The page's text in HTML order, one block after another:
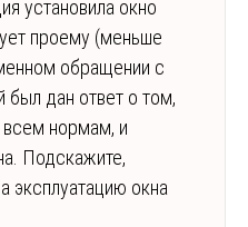
установила окно
проему (меньше
обращении с
был дан ответ о том,
всем нормам, и
Подскажите,
эксплуатацию окна